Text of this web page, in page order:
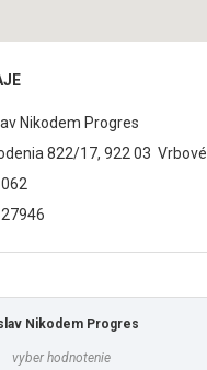
Nikodem Progres
822/17, 922 03 Vrbové
Nikodem Progres
vyber hodnotenie